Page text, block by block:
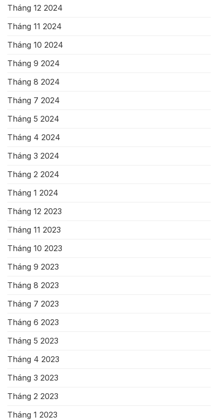
Tháng 12 2024
Tháng 11 2024
Tháng 10 2024
Tháng 9 2024
Tháng 8 2024
Tháng 7 2024
Tháng 5 2024
Tháng 4 2024
Tháng 3 2024
Tháng 2 2024
Tháng 1 2024
Tháng 12 2023
Tháng 11 2023
Tháng 10 2023
Tháng 9 2023
Tháng 8 2023
Tháng 7 2023
Tháng 6 2023
Tháng 5 2023
Tháng 4 2023
Tháng 3 2023
Tháng 2 2023
Tháng 1 2023